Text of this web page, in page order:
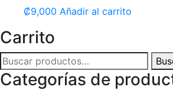
₡9,000 Añadir al carrito
Carrito
Buscar
por:
Categorías de